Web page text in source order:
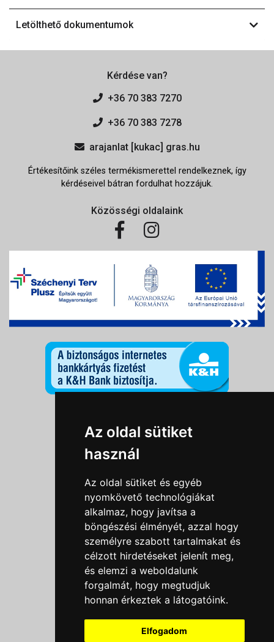
Az oldal sütiket
használ
Az oldal sütiket és egyéb
nyomkövető technológiákat
alkalmaz, hogy javítsa a
böngészési élményét, azzal hogy
személyre szabott tartalmakat és
célzott hirdetéseket jelenít meg,
és elemzi a weboldalunk
forgalmát, hogy megtudjuk
honnan érkeztek a látogatóink.
Elfogadom
Letölthető dokumentumok
Kérdése van?
+36 70 383 7270
+36 70 383 7278
arajanlat [kukac] gras.hu
Értékesítőink széles termékismerettel rendelkeznek, így
kérdéseivel bátran fordulhat hozzájuk.
Közösségi oldalaink
Információk
Általános szerződési feltételek
Impresszum
Nyereményjáték szabály
Outlet nap nyereményjáték szabályzat
Süti beállítások
Menü
Ajánlatkérés
Szakmai tippek / Újdonságok
Kapcsolat
Letölthető katalógusok